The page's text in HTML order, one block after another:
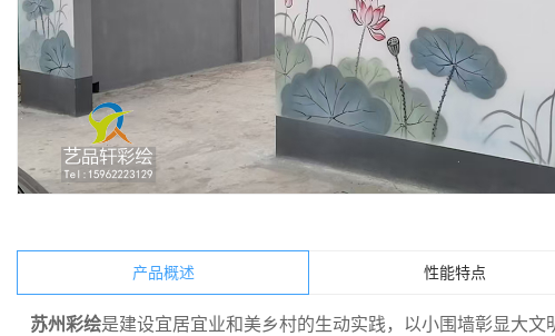
产品概述 性能特点
苏州彩绘是建设宜居宜业和美乡村的生动实践，以小围墙彰显大